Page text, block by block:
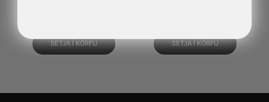
SETJA Í KÖRFU SETJA Í KÖRFU